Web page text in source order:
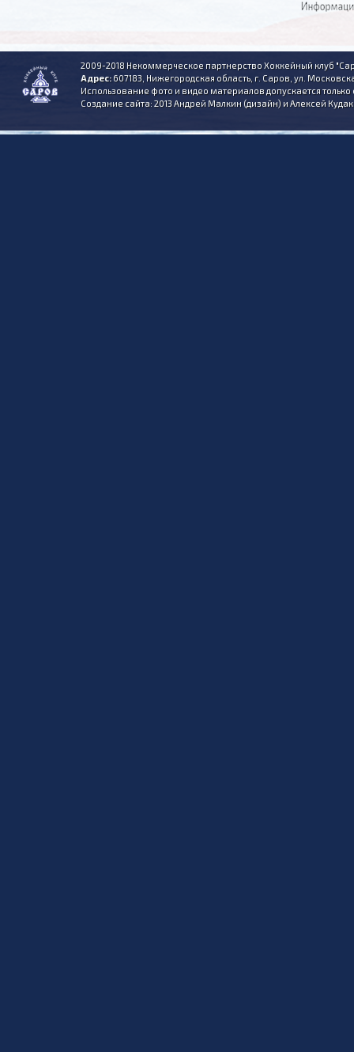
2009-2018 Некоммерческое партнерство Хоккейный клуб
Адрес:607183, Нижегородская область, г. Саров, ул.
Использование фото и видео материалов допускается
Создание сайта: 2013 Андрей Малкин (дизайн) и Алексей